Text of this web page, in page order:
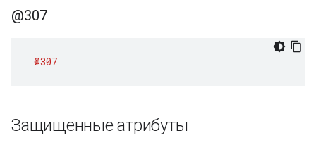
@307
@307
Защищенные атрибуты